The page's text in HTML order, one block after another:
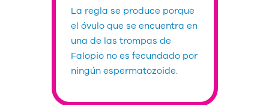
La regla se produce porque
el óvulo que se encuentra en
una de las trompas de
Falopio no es fecundado por
ningún espermatozoide.